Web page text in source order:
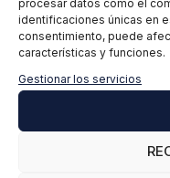
procesar datos como el
identificaciones únicas en
consentimiento, puede
características y funciones.
Gestionar los servicios
auténtica, inclusiva y
diferencia.
profesionalmente en
humanos puedes
RRHH: Dirección de
Talento y Gestión